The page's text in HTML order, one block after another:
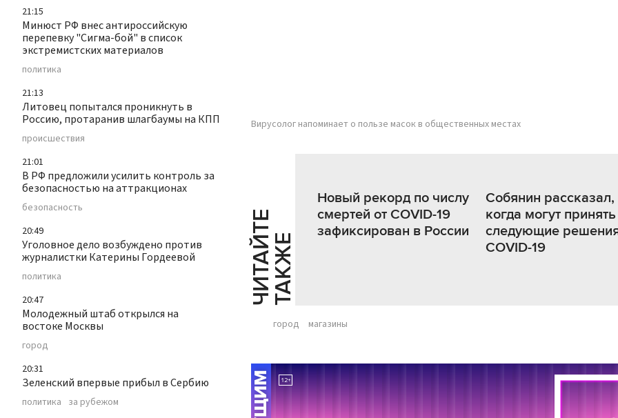
21:15
Минюст РФ внес антироссийскую
перепевку "Сигма-бой" в список
экстремистских материалов
политика
21:13
Литовец попытался проникнуть в
Россию, протаранив шлагбаумы на КПП
происшествия
21:01
В РФ предложили усилить контроль за
безопасностью на аттракционах
безопасность
20:49
Уголовное дело возбуждено против
журналистки Катерины Гордеевой
политика
20:47
Молодежный штаб открылся на
востоке Москвы
город
20:31
Зеленский впервые прибыл в Сербию
политика за рубежом
Вирусолог напоминает о пользе масок в общественных местах
Ч
И
Т
АЙ
Т
Е
Т
А
К
ЖЕ
Новый рекорд по числу
смертей от COVID-19
зафиксирован в России
Собянин рассказал,
когда могут принять
следующие
COVID-19
город магазины